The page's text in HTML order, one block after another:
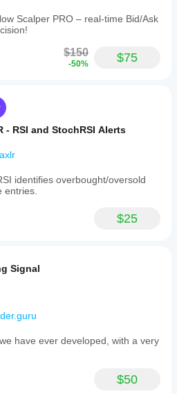
Scalper PRO – real-time Bid/Ask
$150
-50% $75
- RSI and StochRSI Alerts
identifies overbought/oversold
entries.
$25
Signal
have ever developed, with a very
$50